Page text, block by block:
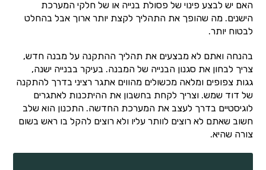
האם יש לבצע פינוי של פסולת בנייה או של חלקי המערכת
הישנים. מה שהופך את התהליך לקצת יותר ארוך אבל בהחלט
לבטוח יותר.
בהנחה ואתם לא מבצעים את תהליך ההתקנה על מבנה חדש,
צריך לבחון את סגנון הבנייה של המבנה. בעיקר בבנייה ישנה,
גגות צפופים ומלאה מכשולים מהווים אתגר רציני בדרך להתקנה
של דוד שמש. וצריך לקחת בחשבון את ההיתכנות לאתגרים
לוגיסטיים בדרך לעצב את המערכת החדשה. התכנון הוא שלב
חשוב שאתם לא רוצים לוותר עליו ולא רוצים להקל בו ראש בשום
צורה שהיא.